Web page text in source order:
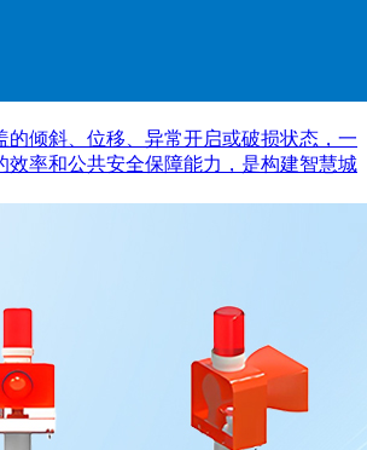
倾斜、位移、异常开启或破损状态，一
率和公共安全保障能力，是构建智慧城